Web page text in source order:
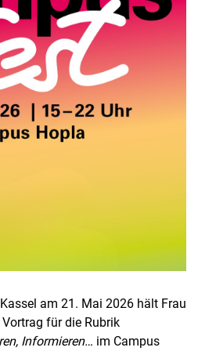
am 21. Mai 2026 hält Frau
für die Rubrik
Informieren… im Campus